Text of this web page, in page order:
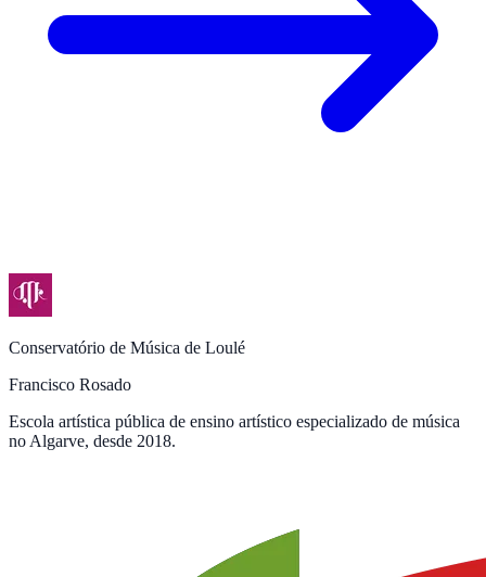
Conservatório de Música de Loulé
Francisco Rosado
Escola artística pública de ensino artístico especializado de música
no Algarve, desde 2018.